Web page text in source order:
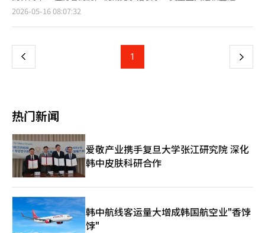
计”。 吴候选人于15日下午在首尔江东区现场召开“房地产地狱
公告地价大幅上涨，房产税必然会增加。创造了提高房产税的环
上创可贴’的权宜之计。” 他还表示：“（郑候选人的承诺）仅
限于没有收入的单一住房者，并且有年龄限制，提出的对象极为有
关于单一住房者房产税将大幅上涨的对策要求很多。如果当选市
长，我会确保在9月之前采取相关措施。”根据地方税特例限制
法，房产税可以通过条例暂时减免。 关于高价住房等价格限制，
他表示：“会设定上限”，但具体的上限将在选举后由各区区长当
选人进行讨论。 ※ 本报道经人工智能（AI）系统翻译与编辑。
2026-05-16 08:07:32
上
页
1 下
热门新闻
爱敬产业携手复旦大学张江研究院 深化
韩中皮肤科研合作
韩中航线客运量大增成韩国航空业"香饽
饽"